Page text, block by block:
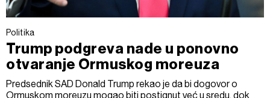
Politika
Trump podgreva nade u ponovno
otvaranje Ormuskog moreuza
Predsednik SAD Donald Trump rekao je da bi dogovor o
Ormuskom moreuzu mogao biti postignut već u sredu, dok